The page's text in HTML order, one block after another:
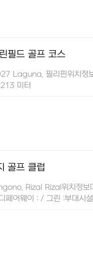
필드 골프 코스
Laguna, 필리핀위치정
미터
골프 클럽
Rizal Rizal위치정보
어웨이 : / 그린 :부대시